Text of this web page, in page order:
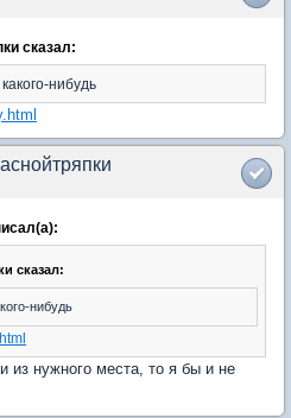
сказал:
нибудь
сказал:
нибудь
из нужного места, то я бы и не